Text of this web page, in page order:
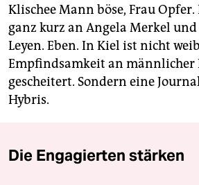
Klischee Mann böse, Frau
ganz kurz an Angela Merkel
Leyen. Eben. In Kiel ist nicht
Empfindsamkeit an männlicher
gescheitert. Sondern eine
Hybris.
Die Engagierten stärken